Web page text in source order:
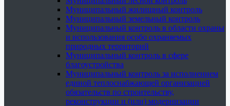
Муниципальный жилищный контроль
Муниципальный земельный контроль
Муниципальный контроль в области охраны
и использования особо охраняемых
природных территорий
Муниципальный контроль в сфере
благоустройства
Муниципальный контроль за исполнением
единой теплоснабжающей организацией
обязательств по строительству,
реконструкции и (или) модернизации